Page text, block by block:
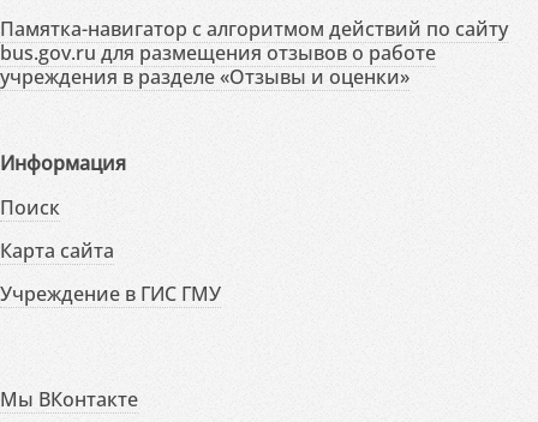
Памятка-навигатор с алгоритмом действий по сайту
bus.gov.ru для размещения отзывов о работе
учреждения в разделе «Отзывы и оценки»
Информация
Поиск
Карта сайта
Учреждение в ГИС ГМУ
Мы ВКонтакте